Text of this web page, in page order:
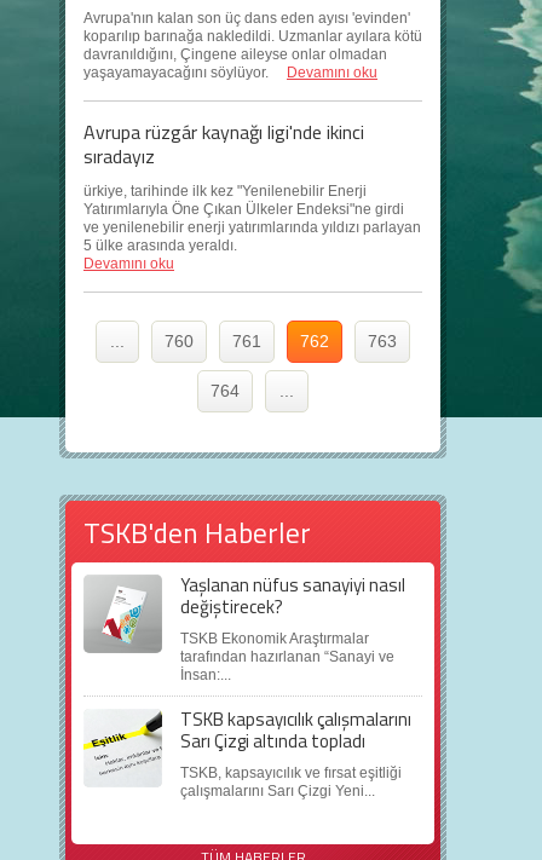
Avrupa'nın kalan son üç dans eden ayısı 'evinden'
koparılıp barınağa nakledildi. Uzmanlar ayılara kötü
davranıldığını, Çingene aileyse onlar olmadan
yaşayamayacağını söylüyor.
Devamını oku
Avrupa rüzgár kaynağı ligi'nde ikinci
sıradayız
ürkiye, tarihinde ilk kez "Yenilenebilir Enerji
Yatırımlarıyla Öne Çıkan Ülkeler Endeksi"ne girdi
ve yenilenebilir enerji yatırımlarında yıldızı parlayan
5 ülke arasında yeraldı.
Devamını oku
760 761 762 763
764
TSKB'den Haberler
Yaşlanan nüfus sanayiyi nasıl
değiştirecek?
TSKB Ekonomik Araştırmalar
tarafından hazırlanan “Sanayi ve
İnsan:...
TSKB kapsayıcılık çalışmalarını
Sarı Çizgi altında topladı
TSKB, kapsayıcılık ve fırsat eşitliği
çalışmalarını Sarı Çizgi Yeni...